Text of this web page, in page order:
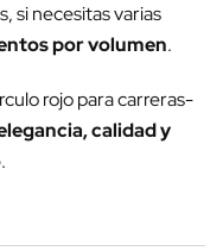
si necesitas varias
por volumen.
rojo para carreras-
calidad y
.